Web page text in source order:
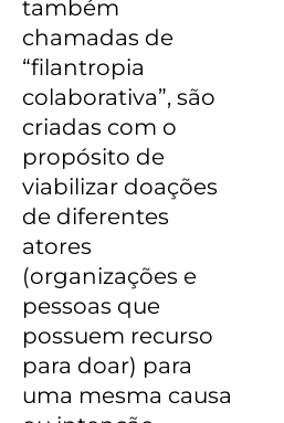
também
chamadas de
“filantropia
colaborativa”, são
criadas com o
propósito de
viabilizar doações
de diferentes
atores
(organizações e
pessoas que
possuem recurso
para doar) para
uma mesma causa